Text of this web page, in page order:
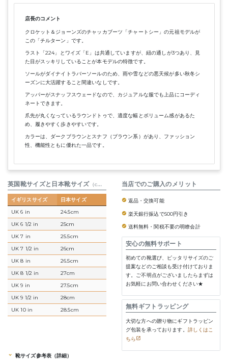
店長のコメント
クロケット＆ジョーンズのチャッカブーツ「チャートシー」の元祖モデルが
この「チルターン」です。
ラスト「224」とワイズ「E」は共通していますが、紐の通しが3つあり、見
た目がスッキリしていることが本モデルの特徴です。
ソールがダイナイトラバーソールのため、雨や雪などの悪天候が多い秋冬シ
ーズンに大活躍すること間違いなしです。
アッパーがスナッフスウェードなので、カジュアルな服でも上品にコーディ
ネートできます。
爪先が丸くなっているラウンドトゥで、適度な幅とボリューム感があるた
め、履きやすく歩きやすいです。
カラーは、ダークブラウンとスナフ（ブラウン系）があり、ファッション
性、機能性ともに優れた一品です。
英国靴サイズと日本靴サイズ （cm） 参考表
イギリスサイズ 日本サイズ
UK 6 in 24.5cm
UK 6 1/2 in 25cm
UK 7 in 25.5cm
UK 7 1/2 in 26cm
UK 8 in 26.5cm
UK 8 1/2 in 27cm
UK 9 in 27.5cm
UK 9 1/2 in 28cm
UK 10 in 28.5cm
当店でのご購入のメリット
返品・交換可能
楽天銀行振込で500円引き
送料無料・関税不要の明瞭会計
安心の無料サポート
初めての靴選び、ピッタリサイズのご
提案などのご相談も受け付けておりま
す。ご不明点がございましたらまずは
お気軽にお問い合わせください★
無料ギフトラッピング
大切な方への贈り物にギフトラッピン
グ包装を承っております。 詳しくはこ
ちら
靴サイズ参考表（詳細）